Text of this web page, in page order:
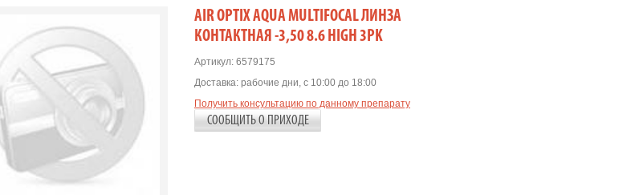
AIR OPTIX AQUA MULTIFOCAL ЛИНЗА
КОНТАКТНАЯ -3,50 8.6 HIGH 3PK
Артикул: 6579175
Доставка: рабочие дни, с 10:00 до 18:00
Получить консультацию по данному препарату
СООБЩИТЬ О ПРИХОДЕ